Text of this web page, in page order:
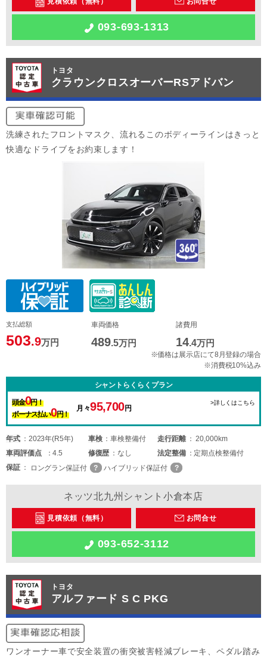
093-693-1313
トヨタ
クラウンクロスオーバーRSアドバン
洗練されたフロントマスク、流れるこのボディーラインはきっと
快適なドライブをお約束します！
支払総額
503.9万円
車両価格
489.5万円
諸費用
14.4万円
※価格は展示店にて8月登録の場合
※消費税10%込み
シャントらくらくプラン
頭金0円！
ボーナス払い0円！
月々95,700円
>詳しくはこちら
年式 2023年(R5年) 車検 車検整備付 走行距離
20,000km
車両評価点 4.5 修復歴 なし 法定整備
定期点検整備付
保証
ロングラン保証付 ハイブリッド保証付
ネッツ北九州シャント小倉本店
見積依頼（無料） お問合せ
093-652-3112
トヨタ
アルファード S C PKG
ワンオーナー車で安全装置の衝突被害軽減ブレーキ、ペダル踏み